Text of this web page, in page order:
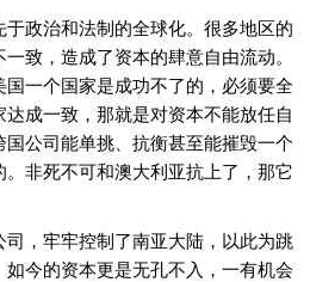
政治和法制的全球化。很多地区的
致，造成了资本的肆意自由流动。
一个国家是成功不了的，必须要全
成一致，那就是对资本不能放任自
公司能单挑、抗衡甚至能摧毁一个
非死不可和澳大利亚抗上了，那它
，牢牢控制了南亚大陆，以此为跳
今的资本更是无孔不入，一有机会